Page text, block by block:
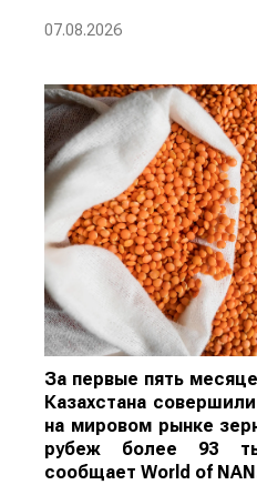
07.08.2026
За первые пять
Казахстана
на мировом рынке
рубеж более 93
сообщает World of NAN